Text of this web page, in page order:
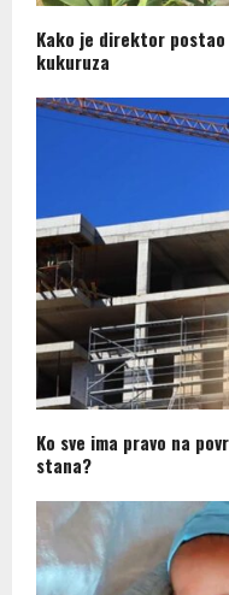
Kako je direktor
kukuruza
Ko sve ima pravo na
stana?